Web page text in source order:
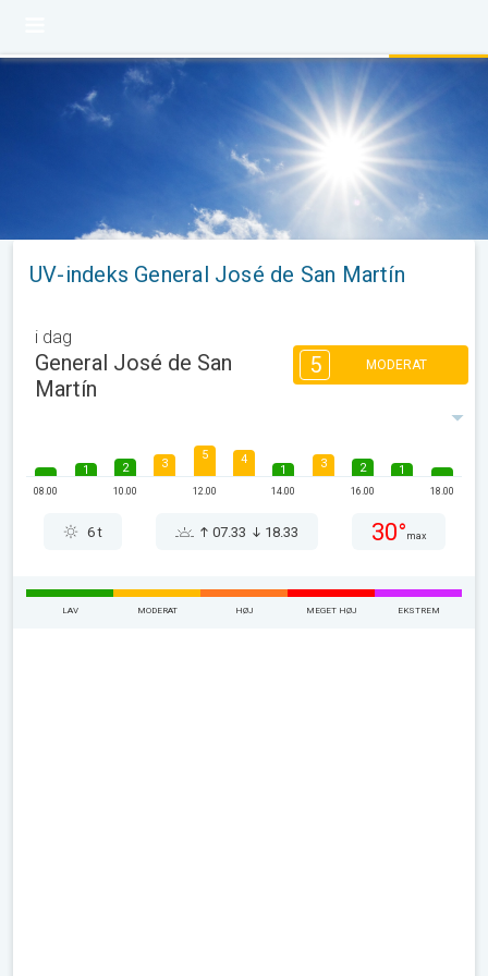
UV-indeks General José de San Martín
i dag
General José de San
Martín
5 MODERAT
08.00
1 2
10.00
3
5
12.00
4
1
14.00
3 2
16.00
1
18.00
6 t 07.33 18.33 30° max
LAV MODERAT HØJ MEGET HØJ EKSTREM